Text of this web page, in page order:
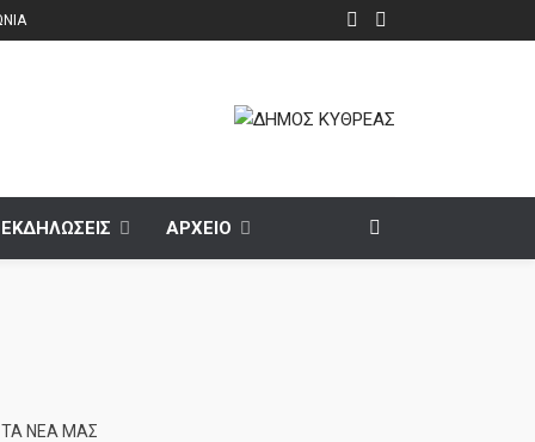
ΕΚΔΗΛΩΣΕΙΣ ΑΡΧΕΙΟ
ΤΑ ΝΕΑ ΜΑΣ